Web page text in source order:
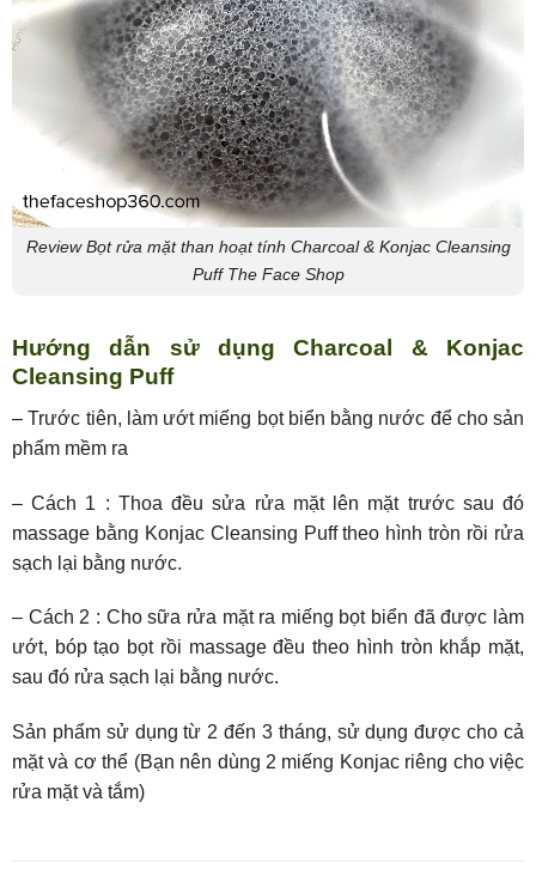
Review Bọt rửa mặt than hoạt tính Charcoal & Konjac Cleansing
Puff The Face Shop
Hướng dẫn sử dụng Charcoal & Konjac
Cleansing Puff
– Trước tiên, làm ướt miếng bọt biển bằng nước để cho sản
phẩm mềm ra
– Cách 1 : Thoa đều sửa rửa mặt lên mặt trước sau đó
massage bằng Konjac Cleansing Puff theo hình tròn rồi rửa
sạch lại bằng nước.
– Cách 2 : Cho sữa rửa mặt ra miếng bọt biển đã được làm
ướt, bóp tạo bọt rồi massage đều theo hình tròn khắp mặt,
sau đó rửa sạch lại bằng nước.
Sản phẩm sử dụng từ 2 đến 3 tháng, sử dụng được cho cả
mặt và cơ thể (Bạn nên dùng 2 miếng Konjac riêng cho việc
rửa mặt và tắm)